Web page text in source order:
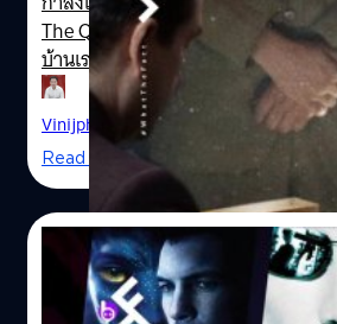
10 นาที แต่ไม่ใช่หนังทุกเรื่องจะมีฉบั
ต้องใช้เวลาเป็นทศวรรษ กว่าจะมีอ
กำกับ 10 เรื่อง ที่ได้ชื่อว่า ‘เยี่ยม’
The Queen’s Gambit ที่เกิดฮิตขึ้นม
บ้านเรา แม้ว่าหนังเกี่ยวกับการเล่นเก
เป็นของแสลงและเข้าใจยากสำหรับค
กันทั่วไปมากนัก เชื่อว่าซีรีส์เรื่องนี้ช
เฉพาะที่ชอบเนื้อหาเกี่ยวกับการเล่น
เก่าในอดีตมีทั้งนานมากและไม่นานนี้ซึ่
ไปแล้วหนังหมากรุกก็ไม่มีได้มากนัก
เอกเป็นนักหมากรุกหรือเป็นเรื่องรา
What the Fact ขอรวบรวมหนังปร
หมากรุกในความทรงจำมาให้ได้นึ
กันอีกหน
Vinijphat Kanyapong | 2099 days ago
Read More
19/07/2020
24 สถานที่สุดล้ำที่ใช้ถ่ายทำ